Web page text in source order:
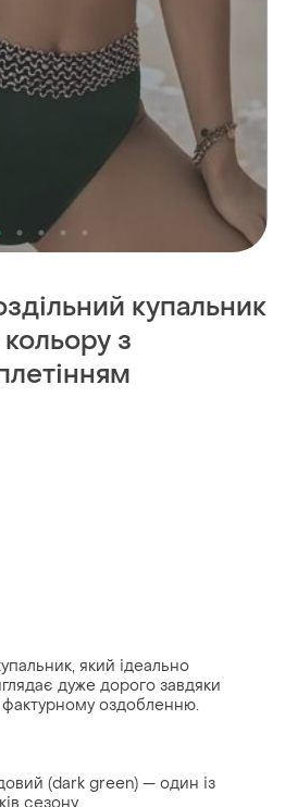
купальник
з
який ідеально
дуже дорого завдяки
оздобленню.
(dark green) — один із